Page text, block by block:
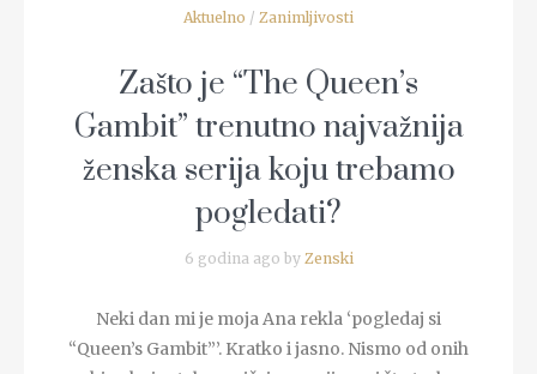
Aktuelno / Zanimljivosti
Zašto je “The Queen’s
Gambit” trenutno najvažnija
ženska serija koju trebamo
pogledati?
6 godina ago by Zenski
Neki dan mi je moja Ana rekla ‘pogledaj si
“Queen’s Gambit”’. Kratko i jasno. Nismo od onih